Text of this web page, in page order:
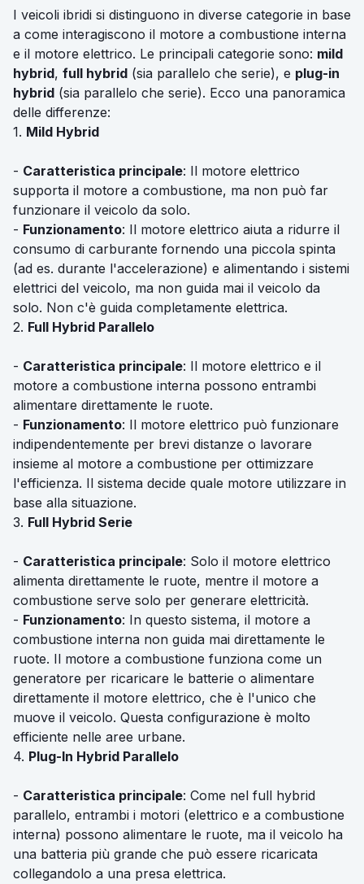
I veicoli ibridi si distinguono in diverse categorie in base
a come interagiscono il motore a combustione interna
e il motore elettrico. Le principali categorie sono: mild
hybrid, full hybrid (sia parallelo che serie), e plug-in
hybrid (sia parallelo che serie). Ecco una panoramica
delle differenze:
1. Mild Hybrid
- Caratteristica principale: Il motore elettrico
supporta il motore a combustione, ma non può far
funzionare il veicolo da solo.
- Funzionamento: Il motore elettrico aiuta a ridurre il
consumo di carburante fornendo una piccola spinta
(ad es. durante l'accelerazione) e alimentando i sistemi
elettrici del veicolo, ma non guida mai il veicolo da
solo. Non c'è guida completamente elettrica.
2. Full Hybrid Parallelo
- Caratteristica principale: Il motore elettrico e il
motore a combustione interna possono entrambi
alimentare direttamente le ruote.
- Funzionamento: Il motore elettrico può funzionare
indipendentemente per brevi distanze o lavorare
insieme al motore a combustione per ottimizzare
l'efficienza. Il sistema decide quale motore utilizzare in
base alla situazione.
3. Full Hybrid Serie
- Caratteristica principale: Solo il motore elettrico
alimenta direttamente le ruote, mentre il motore a
combustione serve solo per generare elettricità.
- Funzionamento: In questo sistema, il motore a
combustione interna non guida mai direttamente le
ruote. Il motore a combustione funziona come un
generatore per ricaricare le batterie o alimentare
direttamente il motore elettrico, che è l'unico che
muove il veicolo. Questa configurazione è molto
efficiente nelle aree urbane.
4. Plug-In Hybrid Parallelo
- Caratteristica principale: Come nel full hybrid
parallelo, entrambi i motori (elettrico e a combustione
interna) possono alimentare le ruote, ma il veicolo ha
una batteria più grande che può essere ricaricata
collegandolo a una presa elettrica.